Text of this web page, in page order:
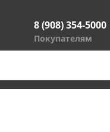
8 (908) 354-5000
Покупателям